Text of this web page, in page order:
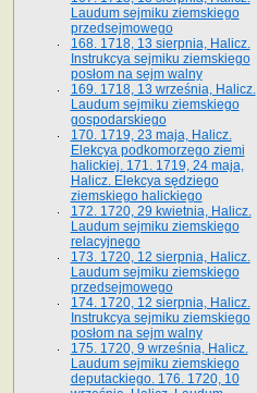
Laudum sejmiku ziemskiego
przedsejmowego
168. 1718, 13 sierpnia, Halicz.
Instrukcya sejmiku ziemskiego
posłom na sejm walny
169. 1718, 13 września, Halicz.
Laudum sejmiku ziemskiego
gospodarskiego
170. 1719, 23 maja, Halicz.
Elekcya podkomorzego ziemi
halickiej. 171. 1719, 24 maja,
Halicz. Elekcya sędziego
ziemskiego halickiego
172. 1720, 29 kwietnia, Halicz.
Laudum sejmiku ziemskiego
relacyjnego
173. 1720, 12 sierpnia, Halicz.
Laudum sejmiku ziemskiego
przedsejmowego
174. 1720, 12 sierpnia, Halicz.
Instrukcya sejmiku ziemskiego
posłom na sejm walny
175. 1720, 9 września, Halicz.
Laudum sejmiku ziemskiego
deputackiego. 176. 1720, 10